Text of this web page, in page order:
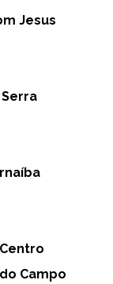
Jesus
Serra
Campo